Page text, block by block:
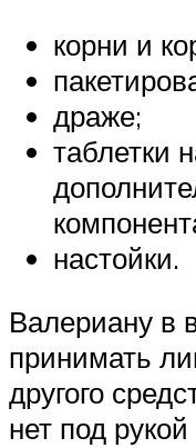
корни и
драже;
таблетки
настойки.
Валериану в
принимать
другого
нет под рукой